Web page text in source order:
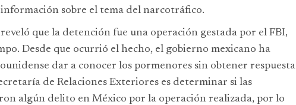
información sobre el tema del narcotráfico.
que la detención fue una operación gestada por el FBI,
Desde que ocurrió el hecho, el gobierno mexicano ha
dar a conocer los pormenores sin obtener respuesta
de Relaciones Exteriores es determinar si las
algún delito en México por la operación realizada, por lo